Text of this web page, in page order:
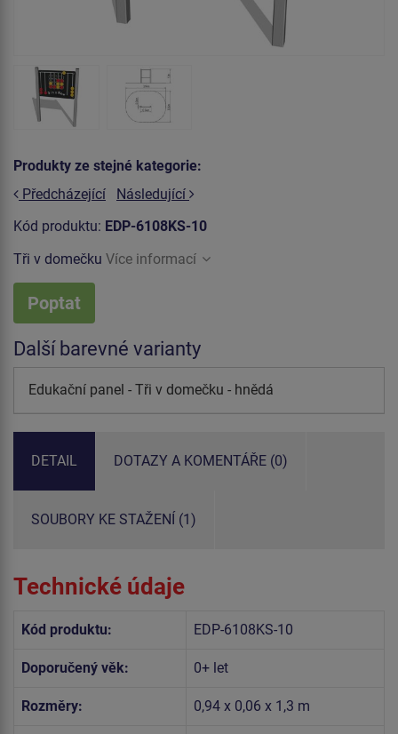
Produkty ze stejné kategorie:
Předcházející
Následující
Kód produktu: EDP-6108KS-10
Tři v domečku Více informací
Poptat
Další barevné varianty
Edukační panel - Tři v domečku - hnědá
DETAIL DOTAZY A KOMENTÁŘE (0)
SOUBORY KE STAŽENÍ (1)
Technické údaje
Kód produktu: EDP-6108KS-10
Doporučený věk: 0+ let
Rozměry: 0,94 x 0,06 x 1,3 m